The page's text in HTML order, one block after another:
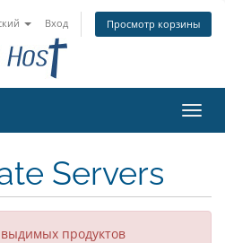
Вход Просмотр корзины
Servers
продуктов